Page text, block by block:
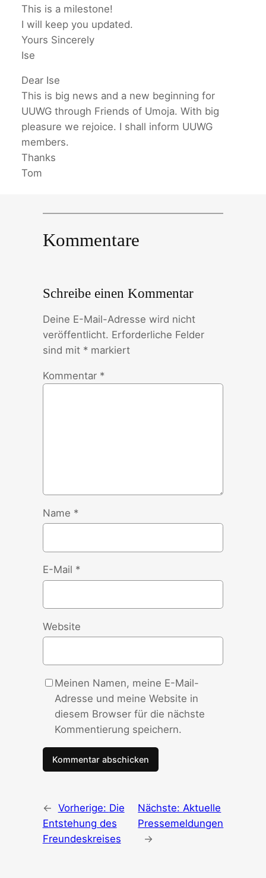
This is a milestone!
I will keep you updated.
Yours Sincerely
Ise
Dear Ise
This is big news and a new beginning for
UUWG through Friends of Umoja. With big
pleasure we rejoice. I shall inform UUWG
members.
Thanks
Tom
Kommentare
Schreibe einen Kommentar
Deine E-Mail-Adresse wird nicht
veröffentlicht. Erforderliche Felder
sind mit *markiert
Kommentar *
Name *
E-Mail *
Website
Meinen Namen, meine E-Mail-
Adresse und meine Website in
diesem Browser für die nächste
Kommentierung speichern.
← Vorherige: Die
Entstehung des
Freundeskreises
Nächste:Aktuelle
Pressemeldungen
→